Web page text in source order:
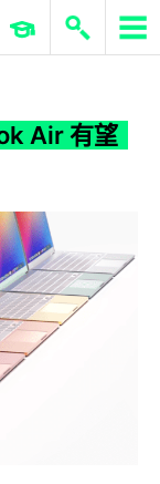
ERP 與商業 AI
Air 有望